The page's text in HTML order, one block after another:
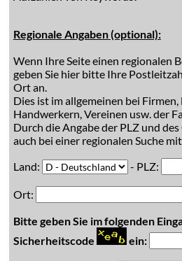
Regionale Angaben (optional):
Wenn Ihre Seite einen regionalen
geben Sie hier bitte Ihre
Ort an.
Dies ist im allgemeinen bei
Handwerkern, Vereinen usw. der
Durch die Angabe der PLZ und
auch bei einer regionalen Suche
Land:
- PLZ:
Ort:
Bitte geben Sie im folgenden
Sicherheitscode
ein: